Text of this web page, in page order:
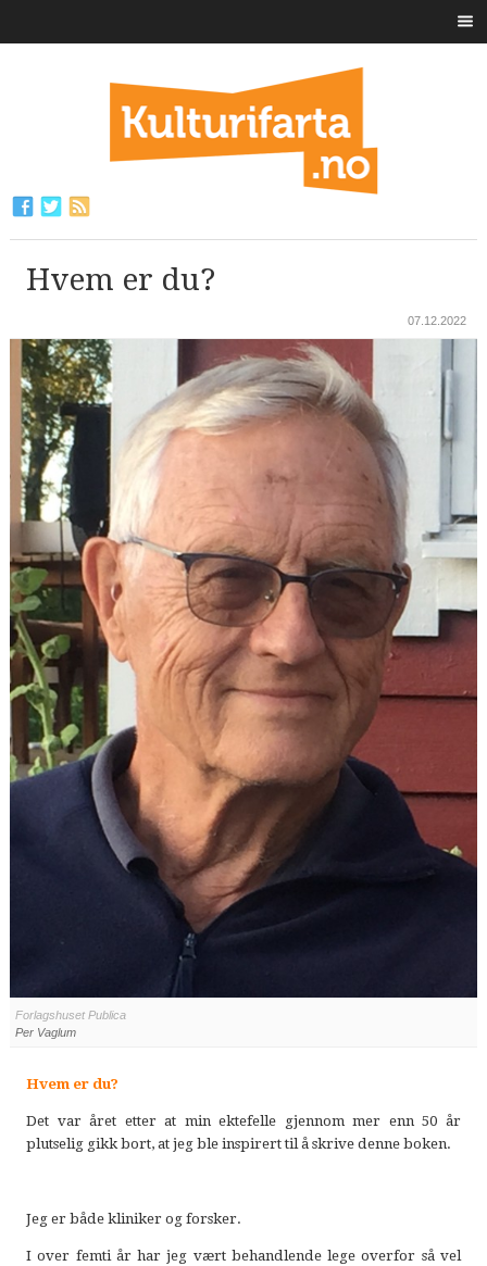
Hvem er du?
07.12.2022
Forlagshuset Publica
Per Vaglum
Hvem er du?
Det var året etter at min ektefelle gjennom mer enn 50 år
plutselig gikk bort, at jeg ble inspirert til å skrive denne boken.
Jeg er både kliniker og forsker.
I over femti år har jeg vært behandlende lege overfor så vel